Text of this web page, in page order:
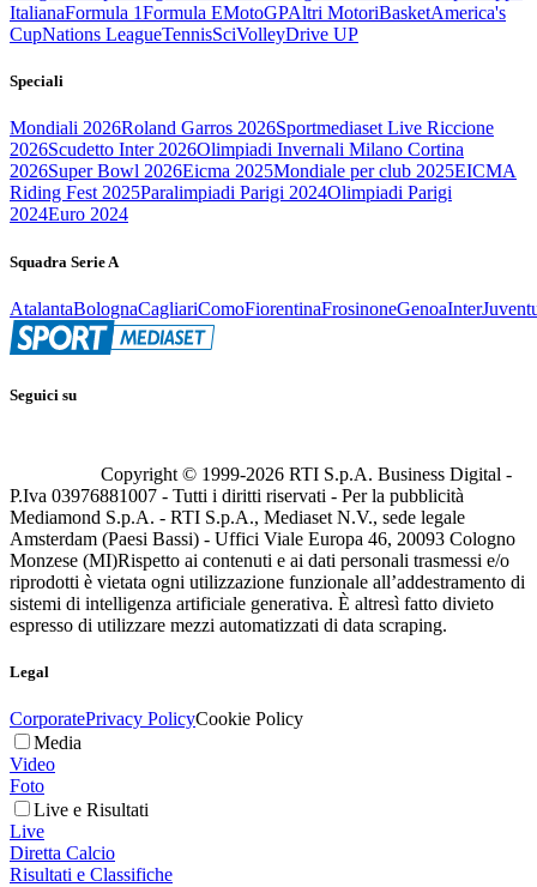
ItalianaFormula 1Formula EMotoGPAltri MotoriBasketAmerica's
CupNations LeagueTennisSciVolleyDrive UP
Speciali
Mondiali 2026Roland Garros 2026Sportmediaset Live Riccione
2026Scudetto Inter 2026Olimpiadi Invernali Milano Cortina
2026Super Bowl 2026Eicma 2025Mondiale per club 2025EICMA
Riding Fest 2025Paralimpiadi Parigi 2024Olimpiadi Parigi
2024Euro 2024
Squadra Serie A
AtalantaBolognaCagliariComoFiorentinaFrosinoneGenoaInter
Seguici su
Copyright © 1999-2026 RTI S.p.A. Business Digital -
P.Iva 03976881007 - Tutti i diritti riservati - Per la pubblicità
Mediamond S.p.A. - RTI S.p.A., Mediaset N.V., sede legale
Amsterdam (Paesi Bassi) - Uffici Viale Europa 46, 20093 Cologno
Monzese (MI)Rispetto ai contenuti e ai dati personali trasmessi e/o
riprodotti è vietata ogni utilizzazione funzionale all’addestramento di
sistemi di intelligenza artificiale generativa. È altresì fatto divieto
espresso di utilizzare mezzi automatizzati di data scraping.
Legal
CorporatePrivacy PolicyCookie Policy
Media
Video
Foto
Live e Risultati
Live
Diretta Calcio
Risultati e Classifiche